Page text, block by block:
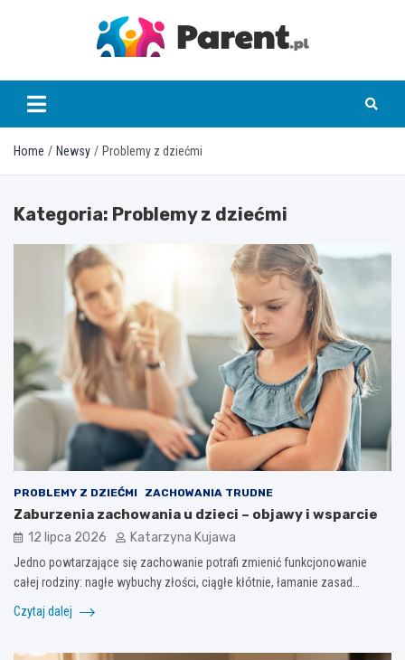
parent.pl
Home Newsy Problemy z dziećmi
Kategoria: Problemy z dziećmi
PROBLEMY Z DZIEĆMI ZACHOWANIA TRUDNE
Zaburzenia zachowania u dzieci – objawy i wsparcie
12 lipca 2026 Katarzyna Kujawa
Jedno powtarzające się zachowanie potrafi zmienić funkcjonowanie
całej rodziny: nagłe wybuchy złości, ciągłe kłótnie, łamanie zasad…
Czytaj dalej